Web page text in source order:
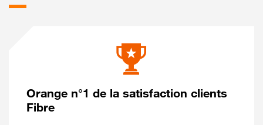
Orange n°1 de la satisfaction clients
Fibre